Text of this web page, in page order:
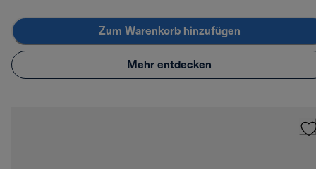
Zum Warenkorb hinzufügen
Mehr entdecken